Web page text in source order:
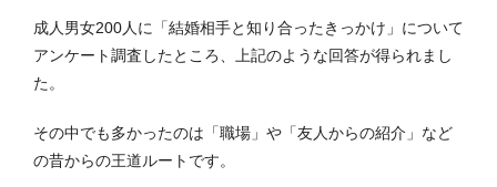
成人男女200人に「結婚相手と知り合ったきっかけ」について
アンケート調査したところ、上記のような回答が得られまし
た。
その中でも多かったのは「職場」や「友人からの紹介」など
の昔からの王道ルートです。